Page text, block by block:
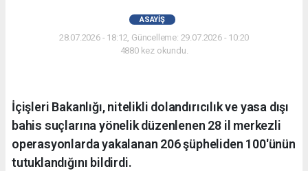
ASAYIŞ
28.07.2026 - 18:12, Güncelleme: 29.07.2026 - 10:20
4880 kez okundu.
İçişleri Bakanlığı, nitelikli dolandırıcılık ve yasa dışı
bahis suçlarına yönelik düzenlenen 28 il merkezli
operasyonlarda yakalanan 206 şüpheliden 100'ünün
tutuklandığını bildirdi.